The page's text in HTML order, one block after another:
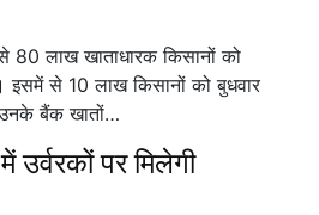
80 लाख खाताधारक किसानों को
इसमें से 10 लाख किसानों को बुधवार
उनके बैंक खातों…
पर मिलेगी